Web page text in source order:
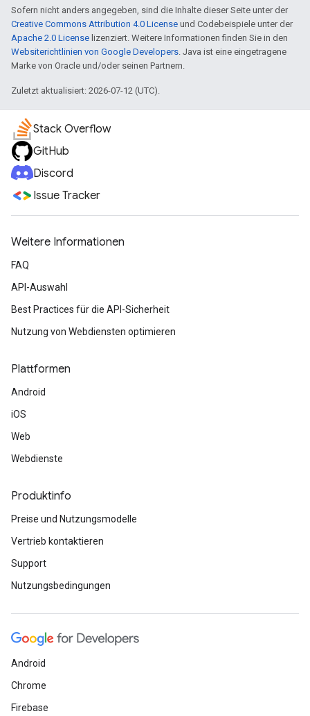
Sofern nicht anders angegeben, sind die Inhalte dieser Seite unter der
Creative Commons Attribution 4.0 License und Codebeispiele unter der
Apache 2.0 License lizenziert. Weitere Informationen finden Sie in den
Websiterichtlinien von Google Developers. Java ist eine eingetragene
Marke von Oracle und/oder seinen Partnern.
Zuletzt aktualisiert: 2026-07-12 (UTC).
Stack Overflow
GitHub
Discord
Issue Tracker
Weitere Informationen
FAQ
API-Auswahl
Best Practices für die API-Sicherheit
Nutzung von Webdiensten optimieren
Plattformen
Android
iOS
Web
Webdienste
Produktinfo
Preise und Nutzungsmodelle
Vertrieb kontaktieren
Support
Nutzungsbedingungen
Android
Chrome
Firebase